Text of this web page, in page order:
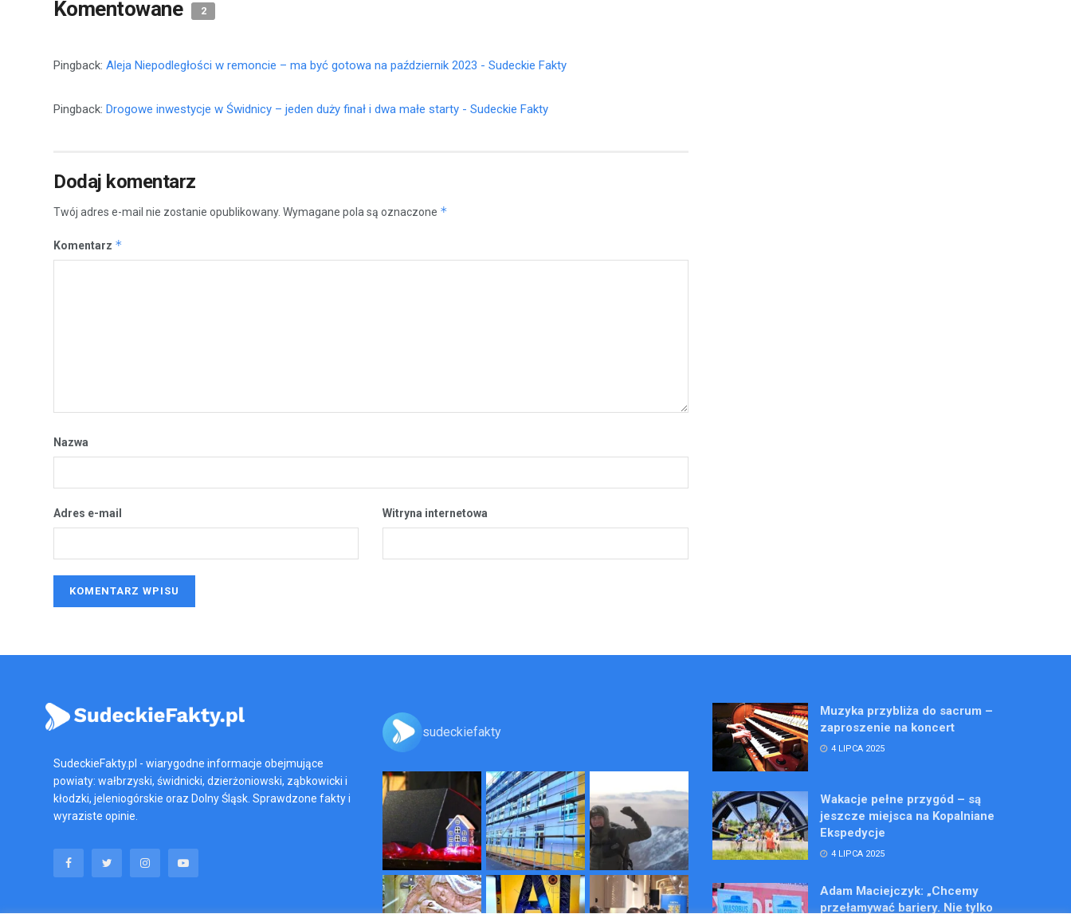
Komentowane 2
Pingback: Aleja Niepodległości w remoncie – ma być gotowa na październik 2023 - Sudeckie Fakty
Pingback: Drogowe inwestycje w Świdnicy – jeden duży finał i dwa małe starty - Sudeckie Fakty
Dodaj komentarz
Twój adres e-mail nie zostanie opublikowany. Wymagane pola są oznaczone *
Komentarz *
Nazwa
Adres e-mail Witryna internetowa
SudeckieFakty.pl - wiarygodne informacje obejmujące
powiaty: wałbrzyski, świdnicki, dzierżoniowski, ząbkowicki i
kłodzki, jeleniogórskie oraz Dolny Śląsk. Sprawdzone fakty i
wyraziste opinie.
sudeckiefakty
Muzyka przybliża do sacrum –
zaproszenie na koncert
4 LIPCA 2025
Wakacje pełne przygód – są
jeszcze miejsca na Kopalniane
Ekspedycje
4 LIPCA 2025
Adam Maciejczyk: „Chcemy
przełamywać bariery. Nie tylko